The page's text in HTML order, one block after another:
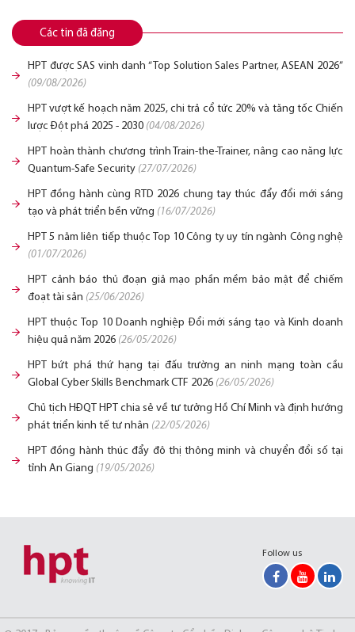
Các tin đã đăng
HPT được SAS vinh danh “Top Solution Sales Partner, ASEAN 2026”
(09/08/2026)
HPT vượt kế hoạch năm 2025, chi trả cổ tức 20% và tăng tốc Chiến
lược Đột phá 2025 - 2030 (04/08/2026)
HPT hoàn thành chương trình Train-the-Trainer, nâng cao năng lực
Quantum-Safe Security (27/07/2026)
HPT đồng hành cùng RTD 2026 chung tay thúc đẩy đổi mới sáng
tạo và phát triển bền vững (16/07/2026)
HPT 5 năm liên tiếp thuộc Top 10 Công ty uy tín ngành Công nghệ
(01/07/2026)
HPT cảnh báo thủ đoạn giả mạo phần mềm bảo mật để chiếm
đoạt tài sản (25/06/2026)
HPT thuộc Top 10 Doanh nghiệp Đổi mới sáng tạo và Kinh doanh
hiệu quả năm 2026 (26/05/2026)
HPT bứt phá thứ hạng tại đấu trường an ninh mạng toàn cầu
Global Cyber Skills Benchmark CTF 2026 (26/05/2026)
Chủ tịch HĐQT HPT chia sẻ về tư tưởng Hồ Chí Minh và định hướng
phát triển kinh tế tư nhân (22/05/2026)
HPT đồng hành thúc đẩy đô thị thông minh và chuyển đổi số tại
tỉnh An Giang (19/05/2026)
Follow us